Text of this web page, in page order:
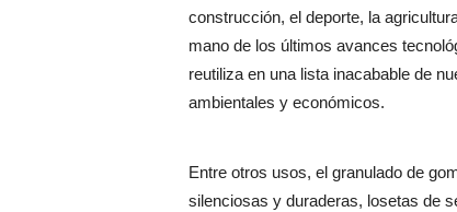
construcción, el deporte, la
mano de los últimos avances
reutiliza en una lista inacabable de
ambientales y económicos.
Entre otros usos, el granulado de
silenciosas y duraderas, losetas de